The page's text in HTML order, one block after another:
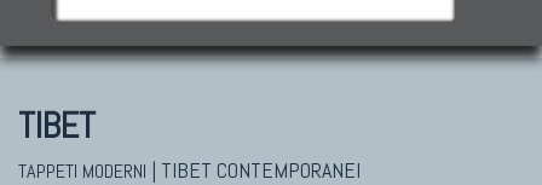
TIBET
TAPPETI MODERNI | TIBET CONTEMPORANEI